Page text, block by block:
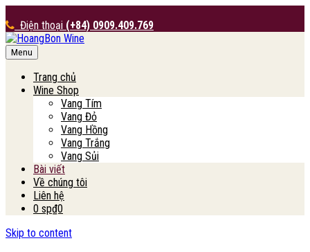
Điện thoại (+84) 0909.409.769
HoangBon Wine
Menu
Trang chủ
Wine Shop
Vang Tím
Vang Đỏ
Vang Hồng
Vang Trắng
Vang Sủi
Bài viết
Về chúng tôi
Liên hệ
0 sp₫0
Skip to content